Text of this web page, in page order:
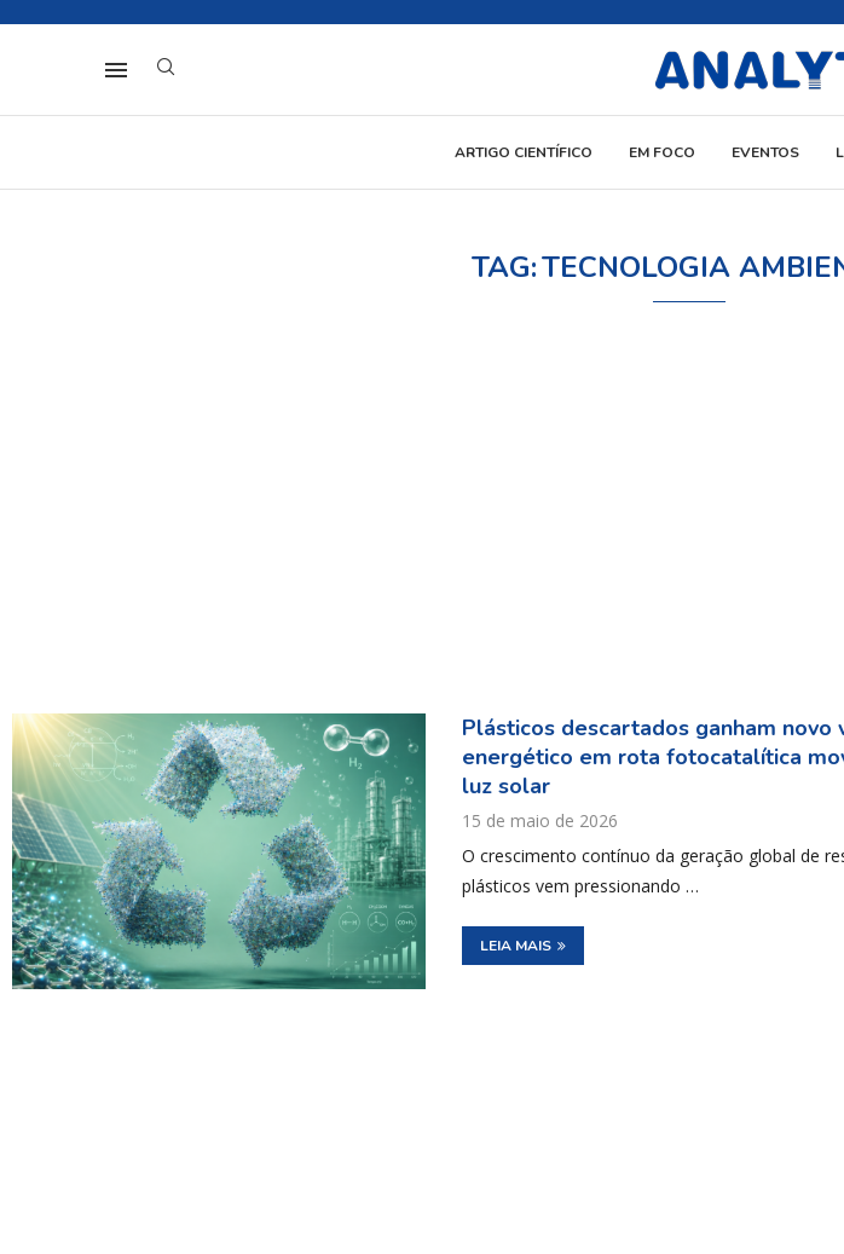
ARTIGO CIENTÍFICO EM FOCO EVENTOS
TAG:TECNOLOGIA
Plásticos descartados ganham novo
energético em rota fotocatalítica
luz solar
15 de maio de 2026
O crescimento contínuo da geração global de
plásticos vem pressionando …
LEIA MAIS